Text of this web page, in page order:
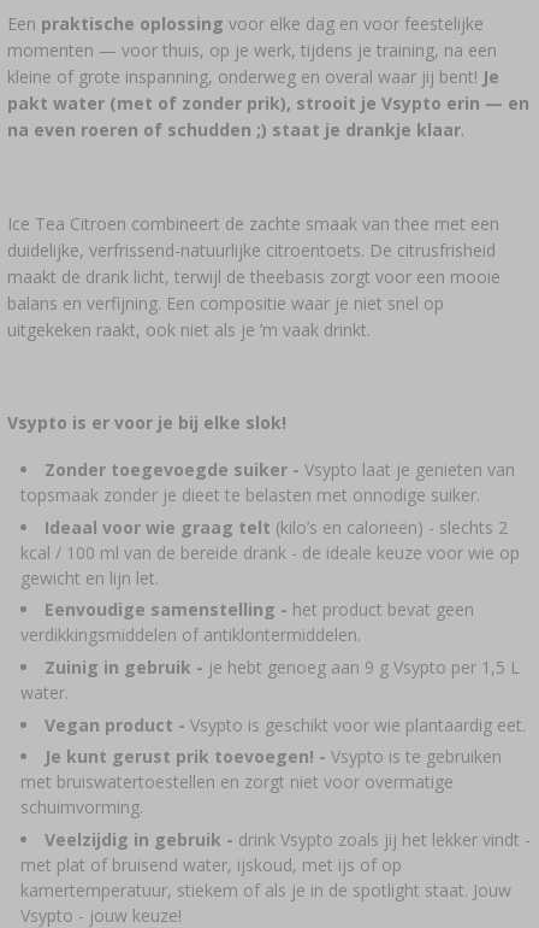
WIJNANALYSE
ETIKETTEN
Een praktische oplossing voor elke dag en voor feestelijke
momenten — voor thuis, op je werk, tijdens je training, na een
kleine of grote inspanning, onderweg en overal waar jij bent! Je
pakt water (met of zonder prik), strooit je Vsypto erin — en
na even roeren of schudden ;) staat je drankje klaar.
Ice Tea Citroen combineert de zachte smaak van thee met een
duidelijke, verfrissend-natuurlijke citroentoets. De citrusfrisheid
maakt de drank licht, terwijl de theebasis zorgt voor een mooie
balans en verfijning. Een compositie waar je niet snel op
uitgekeken raakt, ook niet als je ’m vaak drinkt.
Vsypto is er voor je bij elke slok!
Zonder toegevoegde suiker - Vsypto laat je genieten van
top­smaak zonder je dieet te belasten met onnodige suiker.
Ideaal voor wie graag telt (kilo’s en calorieën) - slechts 2
kcal / 100 ml van de bereide drank - de ideale keuze voor wie op
gewicht en lijn let.
Eenvoudige samenstelling - het product bevat geen
verdikkingsmiddelen of antiklontermiddelen.
Zuinig in gebruik - je hebt genoeg aan 9 g Vsypto per 1,5 L
water.
Vegan product - Vsypto is geschikt voor wie plantaardig eet.
Je kunt gerust prik toevoegen! - Vsypto is te gebruiken
met bruiswatertoestellen en zorgt niet voor overmatige
schuimvorming.
Veelzijdig in gebruik - drink Vsypto zoals jij het lekker vindt -
met plat of bruisend water, ijskoud, met ijs of op
kamertemperatuur, stiekem of als je in de spotlight staat. Jouw
Vsypto - jouw keuze!